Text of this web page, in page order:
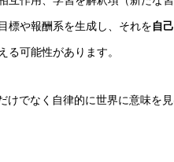
標や報酬系を生成し、それを自
る可能性があります。
けでなく自律的に世界に意味を